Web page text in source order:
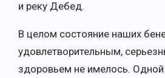
и реку Дебед.
В целом состояние наших
удовлетворительным,
здоровьем не имелось.